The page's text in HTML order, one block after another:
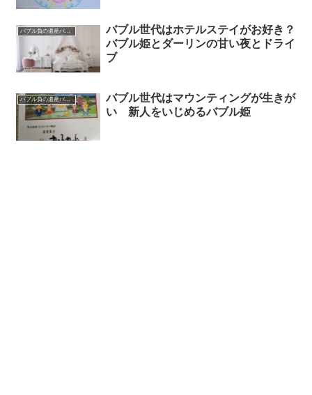
バブル負の遺産バブル姫
バブル世代はホテルステイがお好き？
バブル姫とダーリンの甘い夜とドライ
ブ
バブル負の遺産バブル姫
バブル世代はマウンティングが生きが
い 新人をいじめるバブル姫